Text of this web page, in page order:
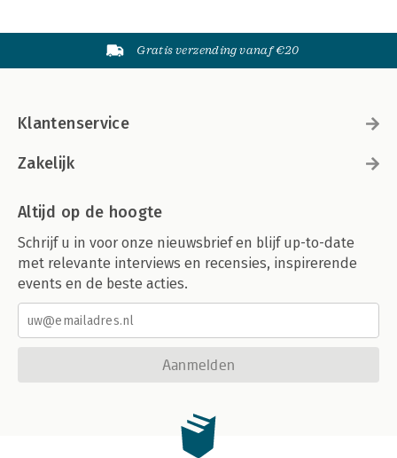
Gratis verzending vanaf €20
Klantenservice
Zakelijk
Altijd op de hoogte
Schrijf u in voor onze nieuwsbrief en blijf up-to-date
met relevante interviews en recensies, inspirerende
events en de beste acties.
Aanmelden